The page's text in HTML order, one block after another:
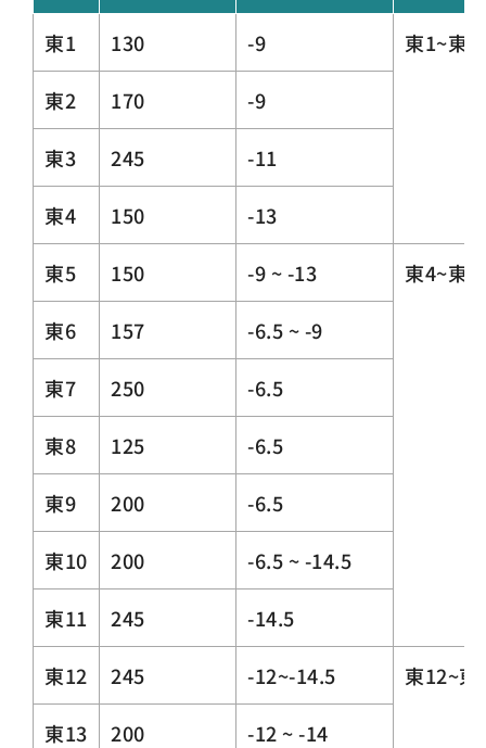
東1 130 -9 東1~東4
東2 170 -9
東3 245 -11
東4 150 -13
東5 150 -9 ~ -13 東4~東
東6 157 -6.5 ~ -9
東7 250 -6.5
東8 125 -6.5
東9 200 -6.5
東10 200 -6.5 ~ -14.5
東11 245 -14.5
東12 245 -12~-14.5 東12~
東13 200 -12 ~ -14